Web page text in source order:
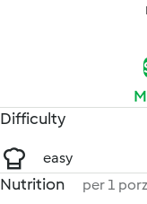
Difficulty
easy
Nutrition per 1